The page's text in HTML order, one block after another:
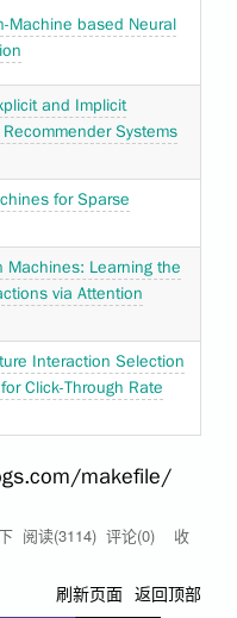
Machine based Neural
and Implicit
Systems
for Sparse
Machines: Learning the
via Attention
Interaction Selection
Click-Through Rate
makefile/
阅读(3114) 评论(0) 收
刷新页面 返回顶部